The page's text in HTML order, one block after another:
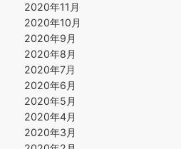
2020年11月
2020年10月
2020年9月
2020年8月
2020年7月
2020年6月
2020年5月
2020年4月
2020年3月